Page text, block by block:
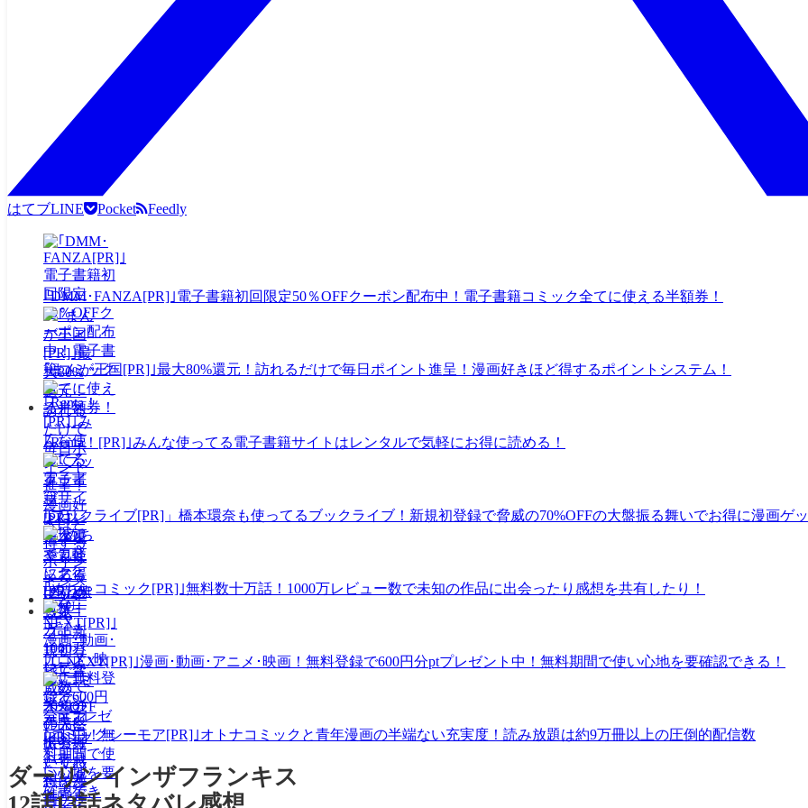
はてブLINE Pocket Feedly
｢DMM･FANZA[PR]｣電子書籍初回限定50％OFFクーポン配布中！電子書籍コミック全てに使える半額券！
｢まんが王国[PR]｣最大80%還元！訪れるだけで毎日ポイント進呈！漫画好きほど得するポイントシステム！
｢Renta！[PR]｣みんな使ってる電子書籍サイトはレンタルで気軽にお得に読める！
｢ブックライブ[PR]」橋本環奈も使ってるブックライブ！新規初登録で脅威の70%OFFの大盤振る舞いでお得に漫画ゲ
｢めちゃコミック[PR]｣無料数十万話！1000万レビュー数で未知の作品に出会ったり感想を共有したり！
｢U-NEXT[PR]｣漫画･動画･アニメ･映画！無料登録で600円分ptプレゼント中！無料期間で使い心地を要確認できる！
｢コミックシーモア[PR]｣オトナコミックと青年漫画の半端ない充実度！読み放題は約9万冊以上の圧倒的配信数
ダーリンインザフランキス